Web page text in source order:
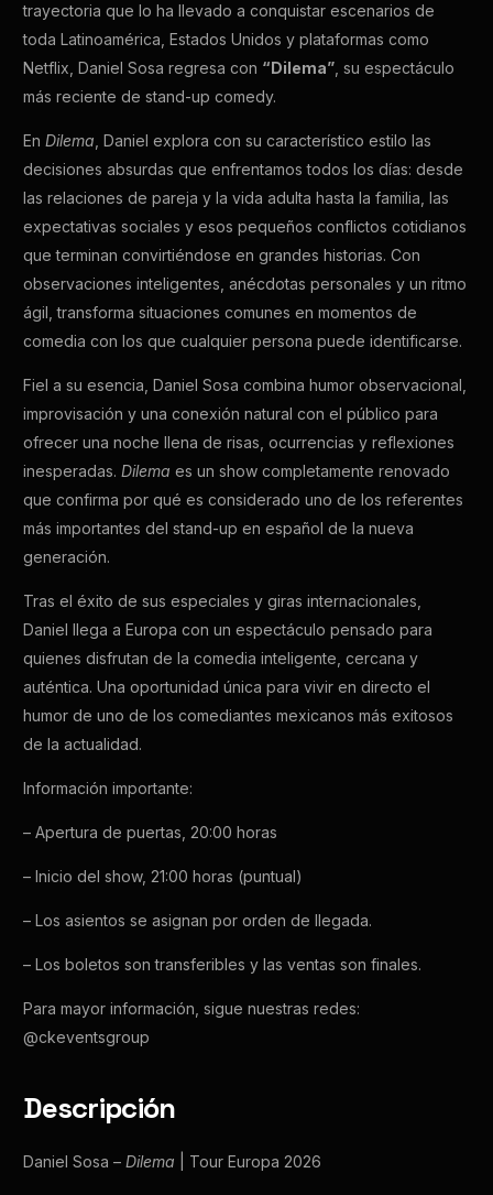
trayectoria que lo ha llevado a conquistar escenarios de
toda Latinoamérica, Estados Unidos y plataformas como
Netflix, Daniel Sosa regresa con “Dilema” , su espectáculo
más reciente de stand-up comedy.
EnDilema , Daniel explora con su característico estilo las
decisiones absurdas que enfrentamos todos los días: desde
las relaciones de pareja y la vida adulta hasta la familia, las
expectativas sociales y esos pequeños conflictos cotidianos
que terminan convirtiéndose en grandes historias. Con
observaciones inteligentes, anécdotas personales y un ritmo
ágil, transforma situaciones comunes en momentos de
comedia con los que cualquier persona puede identificarse.
Fiel a su esencia, Daniel Sosa combina humor observacional,
improvisación y una conexión natural con el público para
ofrecer una noche llena de risas, ocurrencias y reflexiones
inesperadas.Dilema es un show completamente renovado
que confirma por qué es considerado uno de los referentes
más importantes del stand-up en español de la nueva
generación.
Tras el éxito de sus especiales y giras internacionales,
Daniel llega a Europa con un espectáculo pensado para
quienes disfrutan de la comedia inteligente, cercana y
auténtica. Una oportunidad única para vivir en directo el
humor de uno de los comediantes mexicanos más exitosos
de la actualidad.
Información importante:
– Apertura de puertas, 20:00 horas
– Inicio del show, 21:00 horas (puntual)
– Los asientos se asignan por orden de llegada.
– Los boletos son transferibles y las ventas son finales.
Para mayor información, sigue nuestras redes:
@ckeventsgroup
Descripción
Daniel Sosa –Dilema | Tour Europa 2026